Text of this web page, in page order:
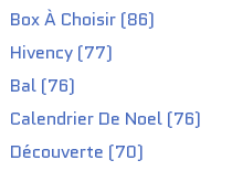
Box À Choisir (86)
Hivency (77)
Bal (76)
Calendrier De Noel (76)
Découverte (70)